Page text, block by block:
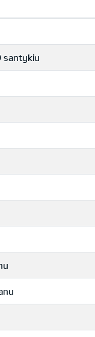
santykiu